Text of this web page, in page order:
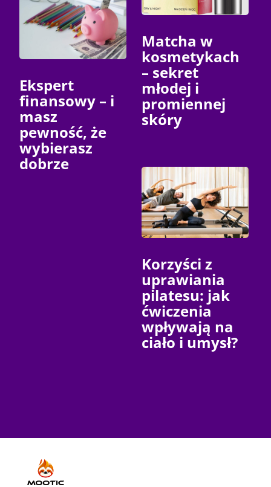
Ekspert
finansowy – i
masz
pewność, że
wybierasz
dobrze
Matcha w
kosmetykach
– sekret
młodej i
promiennej
skóry
Korzyści z
uprawiania
pilatesu: jak
ćwiczenia
wpływają na
ciało i umysł?